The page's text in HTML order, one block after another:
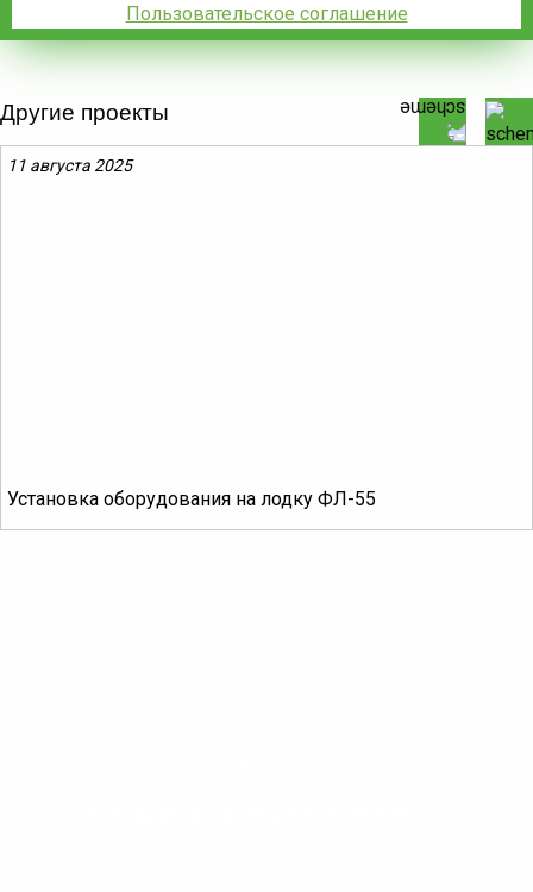
Пользовательское соглашение
Другие проекты
11 августа 2025
Установка оборудования на лодку ФЛ-55